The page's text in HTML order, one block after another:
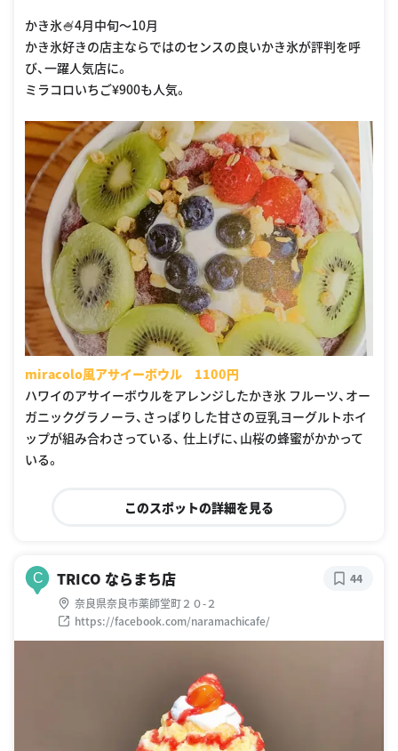
かき氷🍧4月中旬〜10月
かき氷好きの店主ならではのセンスの良いかき氷が評判を呼
び、一躍人気店に。
ミラコロいちご¥900も人気。
miracolo風アサイーボウル 1100円
ハワイのアサイーボウルをアレンジしたかき氷 フルーツ、オー
ガニックグラノーラ、さっぱりした甘さの豆乳ヨーグルトホイ
ップが組み合わさっている、 仕上げに、山桜の蜂蜜がかかって
いる。
このスポットの詳細を見る
C TRICO ならまち店
奈良県奈良市薬師堂町２０-２
https://facebook.com/naramachicafe/
44